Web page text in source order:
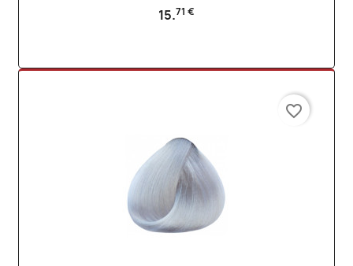
15.71 €
favorite_border